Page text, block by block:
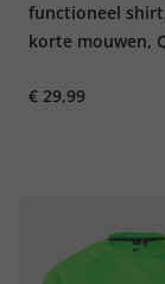
functioneel
korte mouwen,
€ 29,99